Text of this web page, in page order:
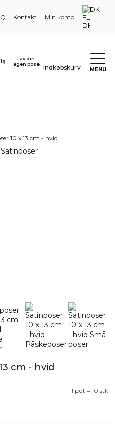
Kontakt Min konto
DK
Lav din
egen pose
Indkøbskurv MENU
10 x 13 cm - hvid
cm - hvid
1 pqt = 10 stk.